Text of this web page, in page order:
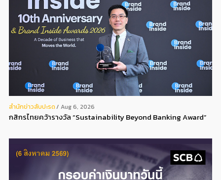
สํานักข่าวสับปะรด Aug 6, 2026
กสิกรไทยคว้ารางวัล “Sustainability Beyond Banking Award”